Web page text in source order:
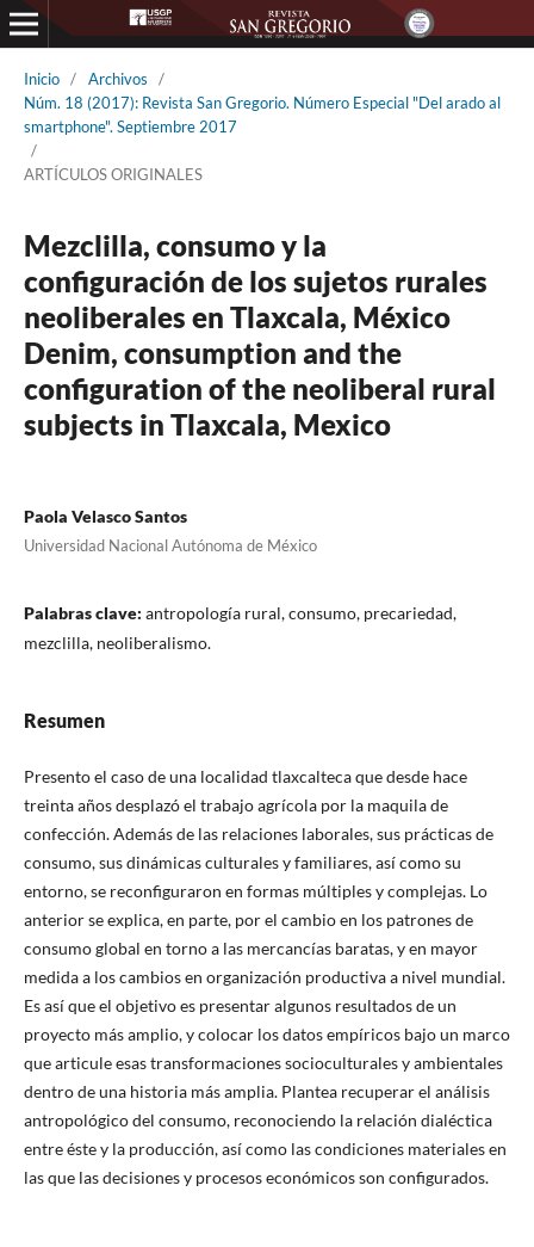
Inicio / Archivos
/
Núm. 18 (2017): Revista San Gregorio. Número Especial "Del arado al
smartphone". Septiembre 2017
/
ARTÍCULOS ORIGINALES
Mezclilla, consumo y la
configuración de los sujetos rurales
neoliberales en Tlaxcala, México
Denim, consumption and the
configuration of the neoliberal rural
subjects in Tlaxcala, Mexico
Paola Velasco Santos
Universidad Nacional Autónoma de México
Palabras clave: antropología rural, consumo, precariedad,
mezclilla, neoliberalismo.
Resumen
Presento el caso de una localidad tlaxcalteca que desde hace
treinta años desplazó el trabajo agrícola por la maquila de
confección. Además de las relaciones laborales, sus prácticas de
consumo, sus dinámicas culturales y familiares, así como su
entorno, se reconfiguraron en formas múltiples y complejas. Lo
anterior se explica, en parte, por el cambio en los patrones de
consumo global en torno a las mercancías baratas, y en mayor
medida a los cambios en organización productiva a nivel mundial.
Es así que el objetivo es presentar algunos resultados de un
proyecto más amplio, y colocar los datos empíricos bajo un marco
que articule esas transformaciones socioculturales y ambientales
dentro de una historia más amplia. Plantea recuperar el análisis
antropológico del consumo, reconociendo la relación dialéctica
entre éste y la producción, así como las condiciones materiales en
las que las decisiones y procesos económicos son configurados.